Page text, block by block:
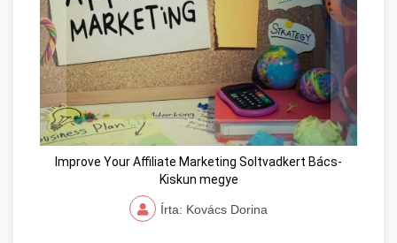
Improve Your Affiliate Marketing Soltvadkert Bács-
Kiskun megye
Írta: Kovács Dorina